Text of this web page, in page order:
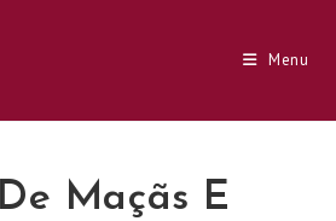
Menu
Maçãs E